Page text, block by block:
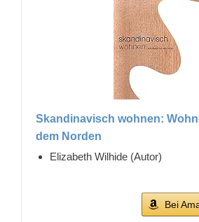
Skandinavisch wohnen:
dem Norden
Elizabeth Wilhide (Autor)
Bei